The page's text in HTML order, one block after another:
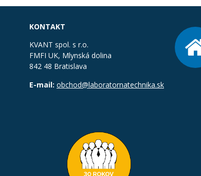
KONTAKT
KVANT spol. s r.o.
FMFI UK, Mlynská dolina
842 48 Bratislava
E-mail: obchod@laboratornatechnika.sk